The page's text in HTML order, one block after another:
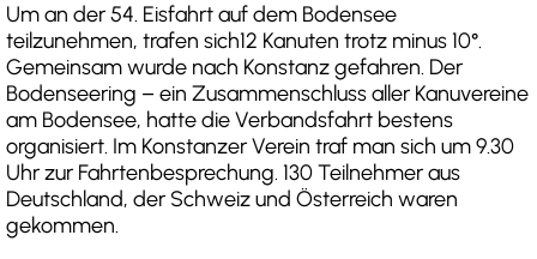
Um an der 54. Eisfahrt auf dem Bodensee
teilzunehmen, trafen sich12 Kanuten trotz minus 10°.
Gemeinsam wurde nach Konstanz gefahren. Der
Bodenseering – ein Zusammenschluss aller Kanuvereine
am Bodensee, hatte die Verbandsfahrt bestens
organisiert. Im Konstanzer Verein traf man sich um 9.30
Uhr zur Fahrtenbesprechung. 130 Teilnehmer aus
Deutschland, der Schweiz und Österreich waren
gekommen.